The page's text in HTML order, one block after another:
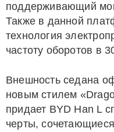
поддерживающий
Также в данной
технология
частоту оборотов в
Внешность седана
новым стилем
придает BYD Han L
черты,